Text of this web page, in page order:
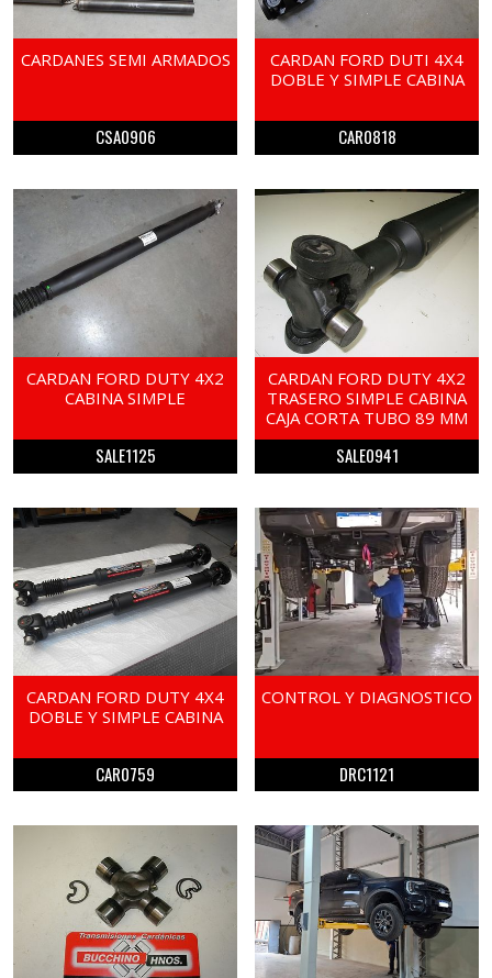
CARDANES SEMI ARMADOS
CSA0906
CARDAN FORD DUTI 4X4
DOBLE Y SIMPLE CABINA
CAR0818
CARDAN FORD DUTY 4X2
CABINA SIMPLE
SALE1125
CARDAN FORD DUTY 4X2
TRASERO SIMPLE CABINA
CAJA CORTA TUBO 89 MM
SALE0941
CARDAN FORD DUTY 4X4
DOBLE Y SIMPLE CABINA
CAR0759
CONTROL Y DIAGNOSTICO
DRC1121